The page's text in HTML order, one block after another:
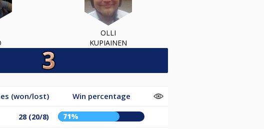
OLLI
KUPIAINEN
(won/lost) Win percentage
28 (20/8) 71%